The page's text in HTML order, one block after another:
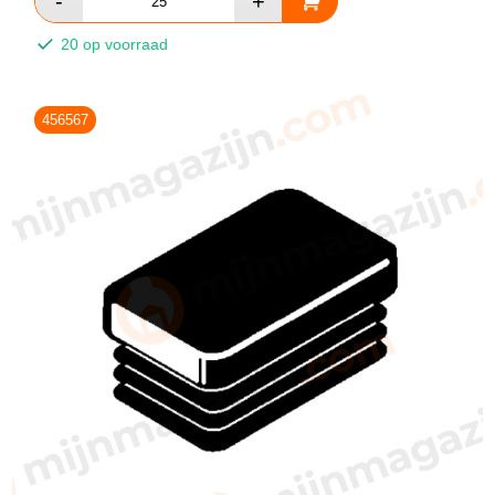
20 op voorraad
456567